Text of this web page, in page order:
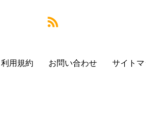
利用規約 お問い合わせ サイト